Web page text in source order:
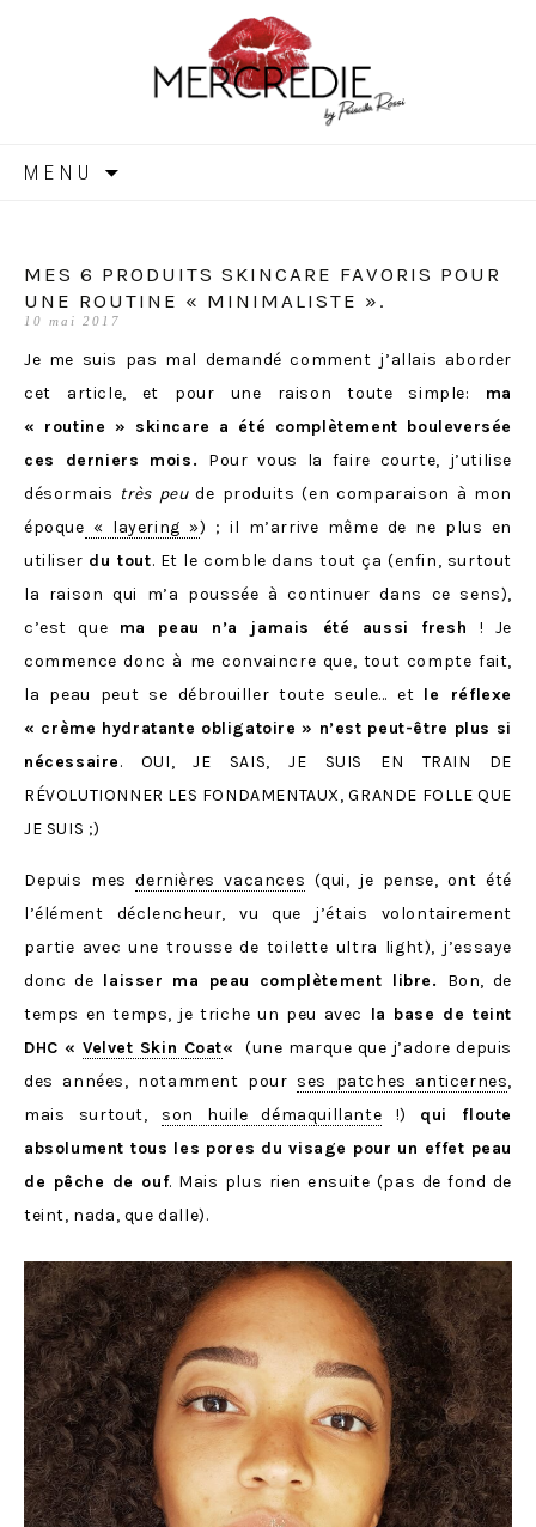
MERCREDIE
MENU
MES 6 PRODUITS SKINCARE FAVORIS POUR
UNE ROUTINE « MINIMALISTE ».
10 mai 2017
Je me suis pas mal demandé comment j’allais aborder
cet article, et pour une raison toute simple: ma
« routine » skincare a été complètement bouleversée
ces derniers mois. Pour vous la faire courte, j’utilise
désormais très peude produits (en comparaison à mon
époque « layering ») ; il m’arrive même de ne plus en
utiliser du tout. Et le comble dans tout ça (enfin, surtout
la raison qui m’a poussée à continuer dans ce sens),
c’est que ma peau n’a jamais été aussi fresh ! Je
commence donc à me convaincre que, tout compte fait,
la peau peut se débrouiller toute seule… et le réflexe
« crème hydratante obligatoire » n’est peut-être plus si
nécessaire. OUI, JE SAIS, JE SUIS EN TRAIN DE
RÉVOLUTIONNER LES FONDAMENTAUX, GRANDE FOLLE QUE
JE SUIS ;)
Depuis mesdernières vacances (qui, je pense, ont été
l’élément déclencheur, vu que j’étais volontairement
partie avec une trousse de toilette ultra light), j’essaye
donc de laisser ma peau complètement libre. Bon, de
temps en temps, je triche un peu avec la base de teint
DHC « Velvet Skin Coat«
(une marque que j’adore depuis
des années, notamment pour ses patches anticernes,
mais surtout, son huile démaquillante !) qui floute
absolument tous les pores du visage pour un effet peau
de pêche de ouf. Mais plus rien ensuite (pas de fond de
teint, nada, que dalle).